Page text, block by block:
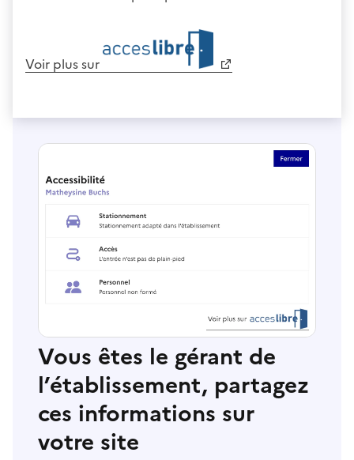
Voir plus sur
Vous êtes le gérant de
l’établissement, partagez
ces informations sur
votre site